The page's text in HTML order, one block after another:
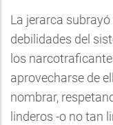
La jerarca
debilidades del
los
aprovecharse de
nombrar,
linderos -o no tan